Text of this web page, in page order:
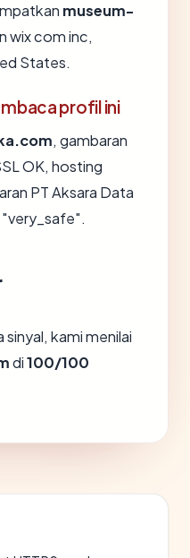
museum-
wix com inc,
States.
profil ini
, gambaran
OK, hosting
PT Aksara Data
kami menilai
di100/100